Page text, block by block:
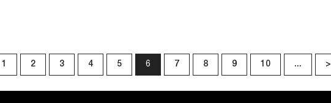
1 2 3 4 5 6 7 8 9 10 ... >